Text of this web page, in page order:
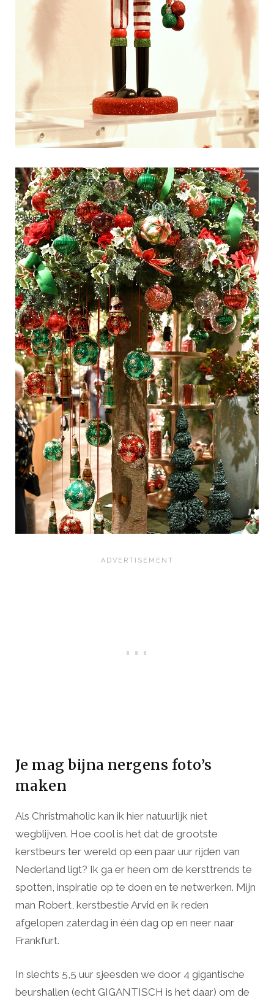
Je mag bijna nergens foto’s
maken
Als Christmaholic kan ik hier natuurlijk niet
wegblijven. Hoe cool is het dat de grootste
kerstbeurs ter wereld op een paar uur rijden van
Nederland ligt? Ik ga er heen om de kersttrends te
spotten, inspiratie op te doen en te netwerken. Mijn
man Robert, kerstbestie Arvid en ik reden
afgelopen zaterdag in één dag op en neer naar
Frankfurt.
In slechts 5,5 uur sjeesden we door 4 gigantische
beurshallen (echt GIGANTISCH is het daar) om de